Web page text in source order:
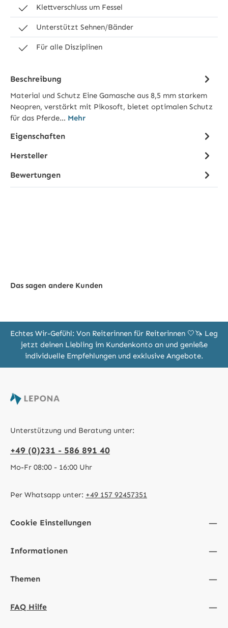
Klettverschluss um Fessel
Unterstützt Sehnen/Bänder
Für alle Disziplinen
Beschreibung
Material und Schutz Eine Gamasche aus 8,5 mm starkem
Neopren, verstärkt mit Pikosoft, bietet optimalen Schutz
für das Pferde… Mehr
Eigenschaften
Hersteller
Bewertungen
Das sagen andere Kunden
Echtes Wir-Gefühl: Von Reiterinnen für Reiterinnen 🤍🦄 Leg
jetzt deinen Liebling im Kundenkonto an und genieße
individuelle Empfehlungen und exklusive Angebote.
Unterstützung und Beratung unter:
+49 (0)231 - 586 891 40
Mo-Fr 08:00 - 16:00 Uhr
Per Whatsapp unter: +49 157 92457351
Cookie Einstellungen
Informationen
Themen
FAQ Hilfe